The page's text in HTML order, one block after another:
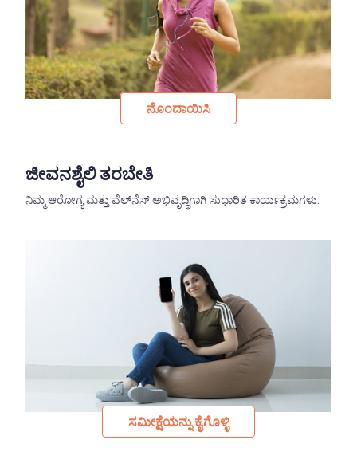
ನೊಂದಾಯಿಸಿ
ಜೀವನಶೈಲಿ ತರಬೇತಿ
ನಿಮ್ಮ ಆರೋಗ್ಯ ಮತ್ತು ವೆಲ್‌ನೆಸ್‌ ಅಭಿವೃದ್ಧಿಗಾಗಿ ಸುಧಾರಿತ ಕಾರ್ಯಕ್ರಮಗಳು.
ಸಮೀಕ್ಷೆಯನ್ನು ಕೈಗೊಳ್ಳಿ